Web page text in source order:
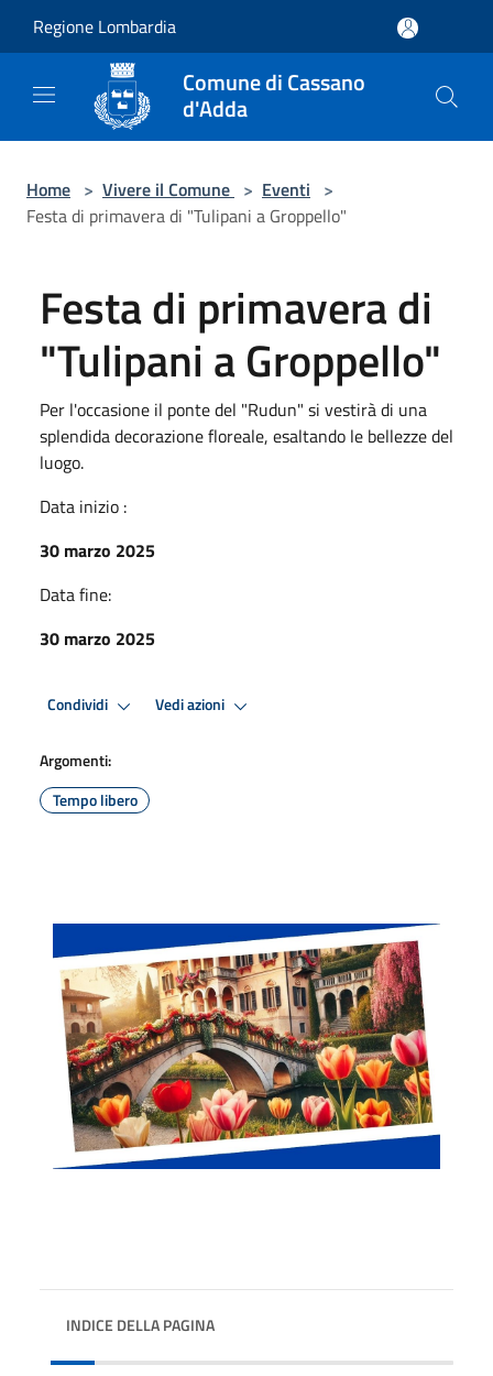
Regione Lombardia
Comune di Cassano
d'Adda
Home > Vivere il Comune > Eventi >
Festa di primavera di "Tulipani a Groppello"
Festa di primavera di
"Tulipani a Groppello"
Per l'occasione il ponte del "Rudun" si vestirà di una
splendida decorazione floreale, esaltando le bellezze del
luogo.
Data inizio :
30 marzo 2025
Data fine:
30 marzo 2025
Condividi Vedi azioni
Argomenti:
Tempo libero
INDICE DELLA PAGINA